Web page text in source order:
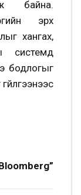
байна.
эрх
хангах,
системд
бодлогыг